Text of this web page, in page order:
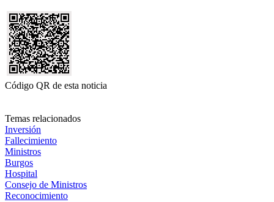
Código QR de esta noticia
Temas relacionados
Inversión
Fallecimiento
Ministros
Burgos
Hospital
Consejo de Ministros
Reconocimiento